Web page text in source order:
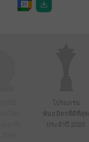
โปรแกรม
พันธมิตรที่ดีที่สุด
ประจำปี 2020